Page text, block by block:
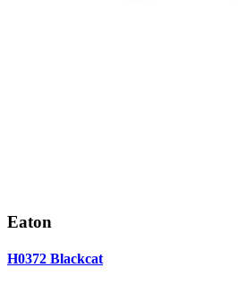
Eaton
H0372 Blackcat